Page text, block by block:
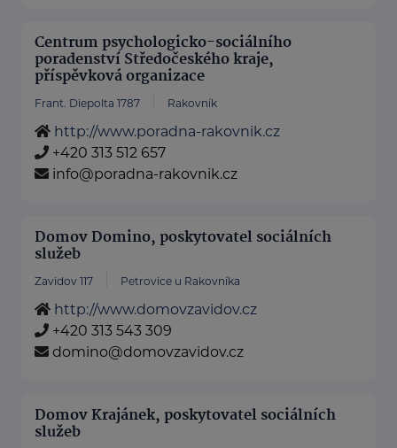
Centrum psychologicko-sociálního
poradenství Středočeského kraje,
příspěvková organizace
Frant. Diepolta 1787 Rakovník
http://www.poradna-rakovnik.cz
+420 313 512 657
info@poradna-rakovnik.cz
Domov Domino, poskytovatel sociálních
služeb
Zavidov 117 Petrovice u Rakovníka
http://www.domovzavidov.cz
+420 313 543 309
domino@domovzavidov.cz
Domov Krajánek, poskytovatel sociálních
služeb